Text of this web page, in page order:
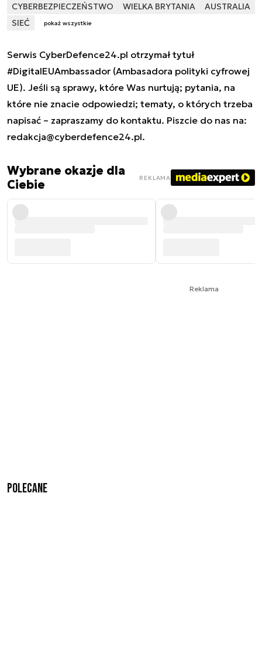
CYBERBEZPIECZEŃSTWO WIELKA BRYTANIA
AUSTRALIA
SIEĆ
pokaż wszystkie
Serwis CyberDefence24.pl otrzymał tytuł
#DigitalEUAmbassador (Ambasadora polityki cyfrowej
UE). Jeśli są sprawy, które Was nurtują; pytania, na
które nie znacie odpowiedzi; tematy, o których trzeba
napisać – zapraszamy do kontaktu. Piszcie do nas na:
redakcja@cyberdefence24.pl.
Wybrane okazje dla
Ciebie
REKLAMA
Reklama
Polecane